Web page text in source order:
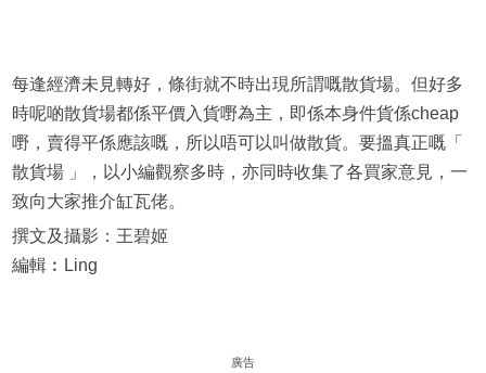
每逢經濟未見轉好，條街就不時出現所謂嘅散貨場。但好多
時呢啲散貨場都係平價入貨嘢為主，即係本身件貨係cheap
嘢，賣得平係應該嘅，所以唔可以叫做散貨。要搵真正嘅「
散貨場 」，以小編觀察多時，亦同時收集了各買家意見，一
致向大家推介缸瓦佬。
撰文及攝影：王碧姬
編輯︰Ling
廣告